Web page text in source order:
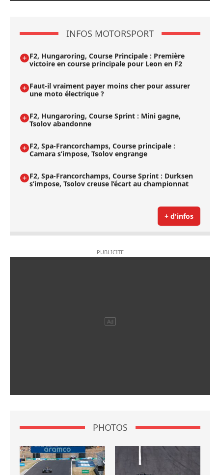
INFOS MOTORSPORT
F2, Hungaroring, Course Principale : Première
victoire en course principale pour Leon en F2
Faut-il vraiment payer moins cher pour assurer
une moto électrique ?
F2, Hungaroring, Course Sprint : Mini gagne,
Tsolov abandonne
F2, Spa-Francorchamps, Course principale :
Camara s’impose, Tsolov engrange
F2, Spa-Francorchamps, Course Sprint : Durksen
s’impose, Tsolov creuse l’écart au championnat
+ d'infos
PHOTOS